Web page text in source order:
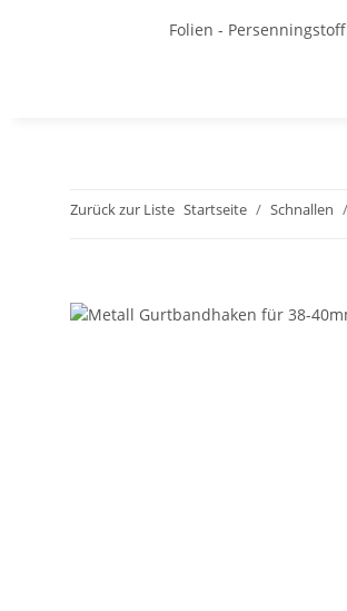
Folien - Persenningstoff
Zurück zur Liste Startseite Schnallen